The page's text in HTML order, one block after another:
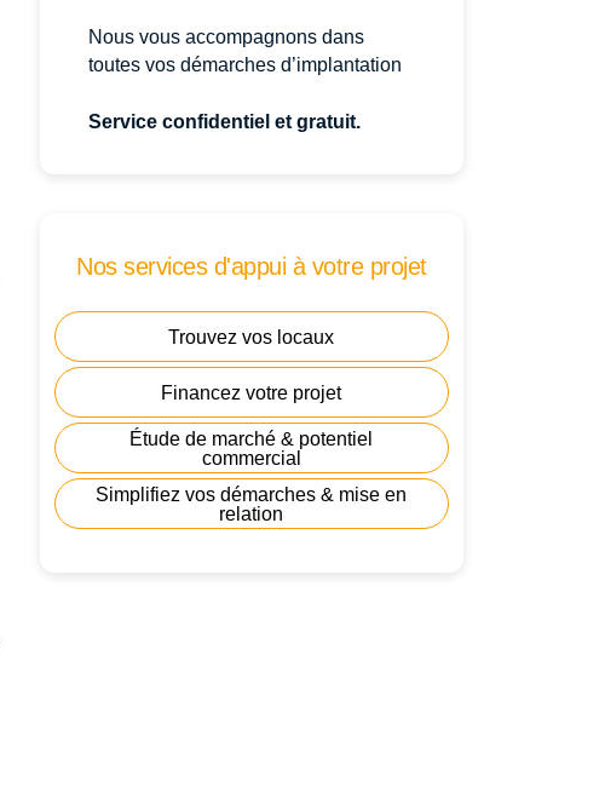
Nous vous accompagnons dans
toutes vos démarches d’implantation
Service confidentiel et gratuit.
Nos services d'appui à votre projet
Trouvez vos locaux
Financez votre projet
Étude de marché & potentiel
commercial
Simplifiez vos démarches & mise en
relation